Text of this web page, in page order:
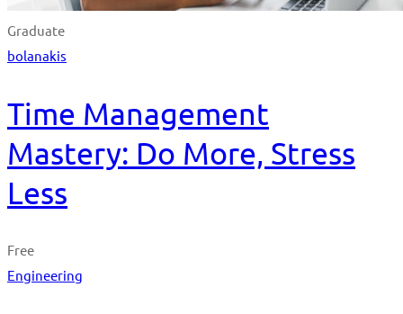
Graduate
bolanakis
Time Management
Mastery: Do More, Stress
Less
Free
Engineering